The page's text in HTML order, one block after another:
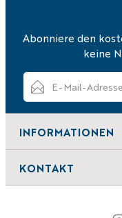
Abonniere den
keine
Ich habe die
Um
KONTAKT
INFORMATIONEN